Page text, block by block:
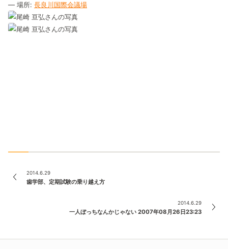
— 場所: 長良川国際会議場
2014.6.29
歯学部、定期試験の乗り越え方
2014.6.29
一人ぼっちなんかじゃない 2007年08月26日23:23